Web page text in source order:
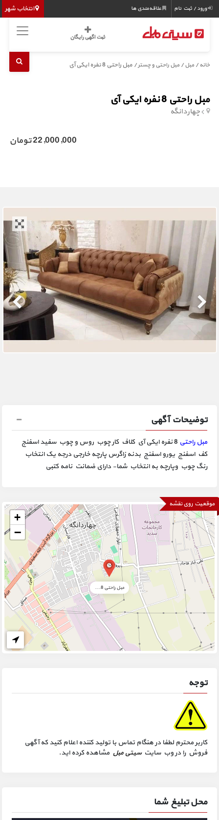
انتخاب شهر ورود / ثبت نام علاقه‌مندی ها
ثبت اگهی رایگان
خانه /مبل/مبل راحتی و چستر/ مبل راحتی 8 نفره ایکی آی
مبل راحتی 8 نفره ایکی آی
چهاردانگه
22,000,000 تومان
توضیحات آگهی
مبل راحتی
8 نفره ایکی آی کلاف کار چوب روس و چوب سفید اسفنج
کف اسفنج یورو اسفنج بدنه زاگرس پارچه خارجی درجه یک انتخاب
رنگ چوب وپارچه به انتخاب شما- دارای ضمانت نامه کتبی
موقعیت روی نقشه
مبل راحتی 8...
+
−
توجه
کاربر محترم لطفا در هنگام تماس با تولید کننده اعلام کنید که آگهی
فروش را در وب سایتسیتی مبل مشاهده کرده اید.
محل تبلیغ شما